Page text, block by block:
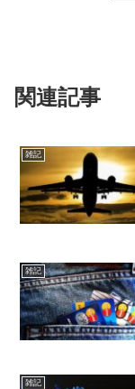
関連記事
雑記
雑記
雑記